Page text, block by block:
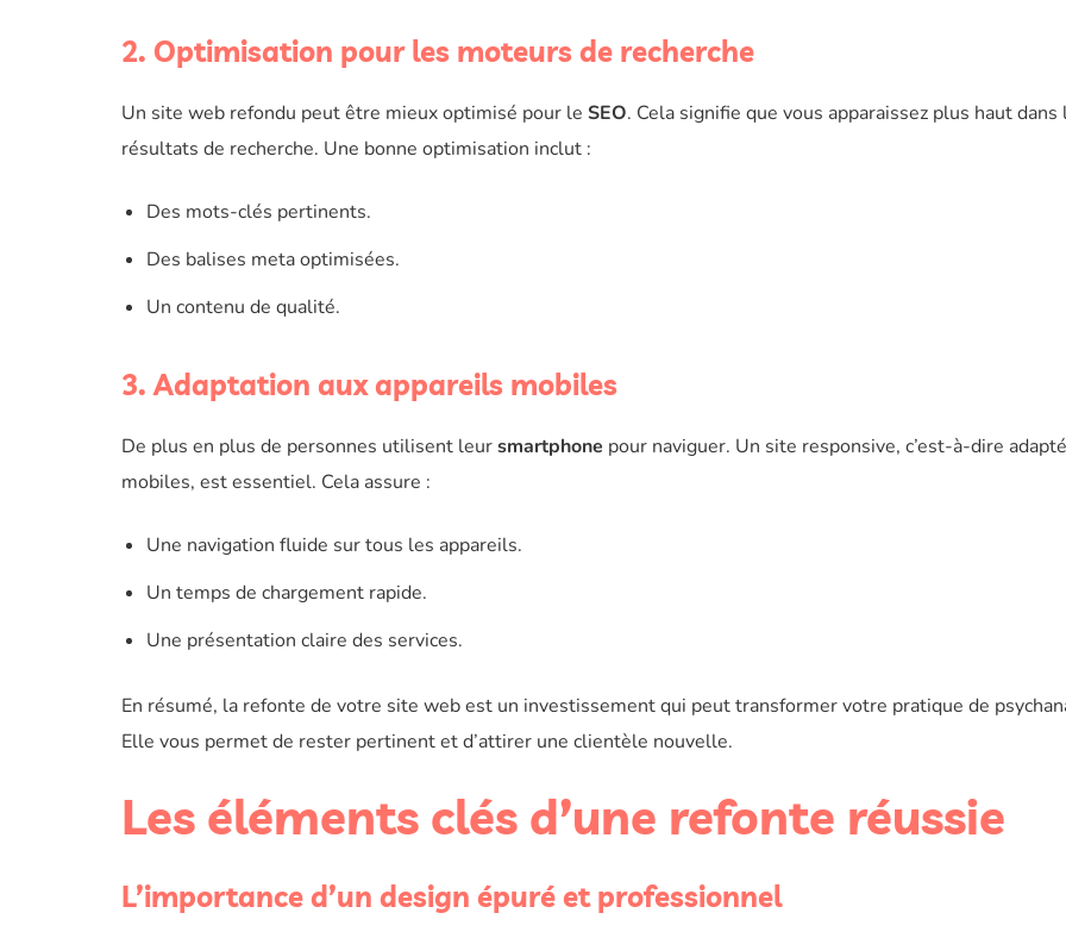
2. Optimisation pour les moteurs de recherche
Un site web refondu peut être mieux optimisé pour le SEO. Cela signifie que vous apparaissez plus haut dans
résultats de recherche. Une bonne optimisation inclut :
Des mots-clés pertinents.
Des balises meta optimisées.
Un contenu de qualité.
3. Adaptation aux appareils mobiles
De plus en plus de personnes utilisent leursmartphone pour naviguer. Un site responsive, c’est-à-dire
mobiles, est essentiel. Cela assure :
Une navigation fluide sur tous les appareils.
Un temps de chargement rapide.
Une présentation claire des services.
En résumé, la refonte de votre site web est un investissement qui peut transformer votre pratique de
Elle vous permet de rester pertinent et d’attirer une clientèle nouvelle.
Les éléments clés d’une refonte réussie
L’importance d’un design épuré et professionnel